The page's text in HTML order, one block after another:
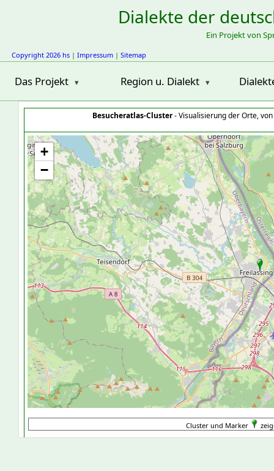
Dialekte der
Ein Projekt von
Copyright 2026 hs | Impressum | Sitemap
Das Projekt Region u. Dialekt
Besucheratlas-Cluster- Visualisierung der Orte,
+
−
Cluster und Marker